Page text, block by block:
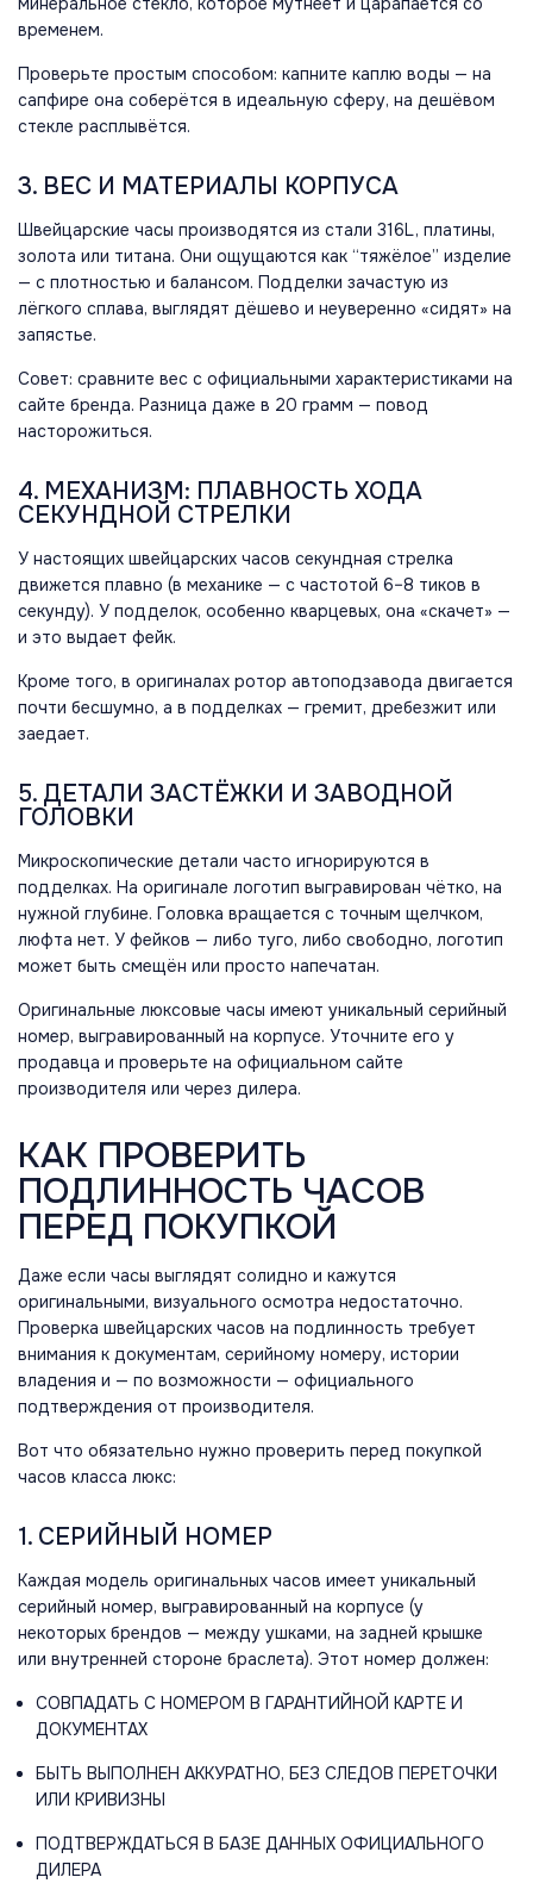
временем.
Проверьте простым способом: капните каплю воды — на
сапфире она соберётся в идеальную сферу, на дешёвом
стекле расплывётся.
3. ВЕС И МАТЕРИАЛЫ КОРПУСА
Швейцарские часы производятся из стали 316L, платины,
золота или титана. Они ощущаются как “тяжёлое” изделие
— с плотностью и балансом. Подделки зачастую из
лёгкого сплава, выглядят дёшево и неуверенно «сидят» на
запястье.
Совет: сравните вес с официальными характеристиками на
сайте бренда. Разница даже в 20 грамм — повод
насторожиться.
4. МЕХАНИЗМ: ПЛАВНОСТЬ ХОДА
СЕКУНДНОЙ СТРЕЛКИ
У настоящих швейцарских часов секундная стрелка
движется плавно (в механике — с частотой 6–8 тиков в
секунду). У подделок, особенно кварцевых, она «скачет» —
и это выдает фейк.
Кроме того, в оригиналах ротор автоподзавода двигается
почти бесшумно, а в подделках — гремит, дребезжит или
заедает.
5. ДЕТАЛИ ЗАСТЁЖКИ И ЗАВОДНОЙ
ГОЛОВКИ
Микроскопические детали часто игнорируются в
подделках. На оригинале логотип выгравирован чётко, на
нужной глубине. Головка вращается с точным щелчком,
люфта нет. У фейков — либо туго, либо свободно, логотип
может быть смещён или просто напечатан.
Оригинальные люксовые часы имеют уникальный серийный
номер, выгравированный на корпусе. Уточните его у
продавца и проверьте на официальном сайте
производителя или через дилера.
КАК ПРОВЕРИТЬ
ПОДЛИННОСТЬ ЧАСОВ
ПЕРЕД ПОКУПКОЙ
Даже если часы выглядят солидно и кажутся
оригинальными, визуального осмотра недостаточно.
Проверка швейцарских часов на подлинность требует
внимания к документам, серийному номеру, истории
владения и — по возможности — официального
подтверждения от производителя.
Вот что обязательно нужно проверить перед покупкой
часов класса люкс:
1. СЕРИЙНЫЙ НОМЕР
Каждая модель оригинальных часов имеет уникальный
серийный номер, выгравированный на корпусе (у
некоторых брендов — между ушками, на задней крышке
или внутренней стороне браслета). Этот номер должен:
СОВПАДАТЬ С НОМЕРОМ В ГАРАНТИЙНОЙ КАРТЕ И
ДОКУМЕНТАХ
БЫТЬ ВЫПОЛНЕН АККУРАТНО, БЕЗ СЛЕДОВ ПЕРЕТОЧКИ
ИЛИ КРИВИЗНЫ
ПОДТВЕРЖДАТЬСЯ В БАЗЕ ДАННЫХ ОФИЦИАЛЬНОГО
ДИЛЕРА